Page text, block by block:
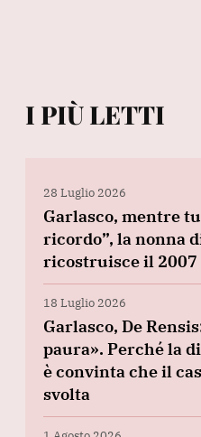
I PIÙ LETTI
28 Luglio 2026
Garlasco, mentre
ricordo”, la nonna
ricostruisce il
18 Luglio 2026
Garlasco, De
paura». Perché la
è convinta che il
svolta